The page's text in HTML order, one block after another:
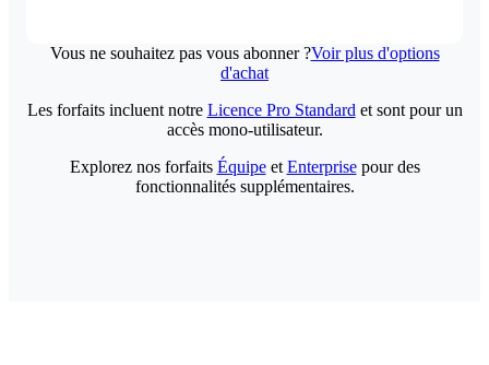
Vous ne souhaitez pas vous abonner ?Voir plus d'options
d'achat
Les forfaits incluent notre Licence Pro Standard et sont pour un
accès mono-utilisateur.
Explorez nos forfaits Équipeet Enterprisepour des
fonctionnalités supplémentaires.